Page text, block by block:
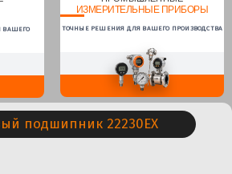
ВАШЕГО
ИЗМЕРИТЕЛЬНЫЕ ПРИБОРЫ
ТОЧНЫЕ РЕШЕНИЯ ДЛЯ ВАШЕГО ПРОИЗВОДСТВА
подшипник 22230EX